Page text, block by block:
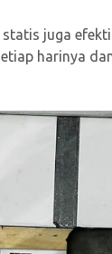
juga
harinya